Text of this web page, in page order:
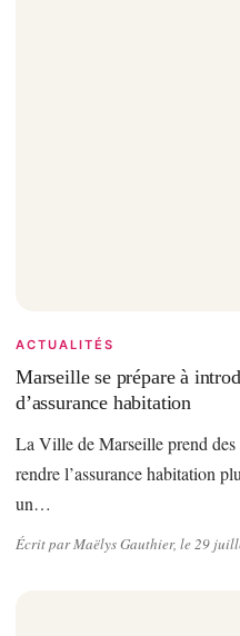
ACTUALITÉS
Marseille se prépare à
d’assurance habitation
La Ville de Marseille prend
rendre l’assurance habitation
un…
Écrit par Maëlys Gauthier, le 29